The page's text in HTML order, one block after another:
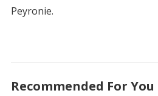
Peyronie.
Recommended For You